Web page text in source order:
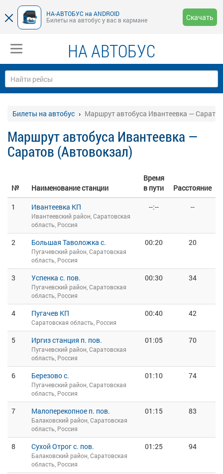
НА-АВТОБУС на ANDROID
Билеты на автобус у вас в кармане
Скачать
НА АВТОБУС
Билеты на автобус Маршрут автобуса Ивантеевка —
Маршрут автобуса Ивантеевка —
Саратов (Автовокзал)
№ Наименование станции
Время
в пути
Расстояние
1
Ивантеевка КП
Ивантеевский район, Саратовская
область, Россия
--:-- --
2 Большая Таволожка с.
Пугачевский район, Саратовская
область, Россия
00:20 20
3 Успенка с. пов.
Пугачевский район, Саратовская
область, Россия
00:30 34
4 Пугачев КП
Саратовская область, Россия
00:40 42
5 Иргиз станция п. пов.
Пугачевский район, Саратовская
область, Россия
01:05 70
6 Березово с.
Пугачевский район, Саратовская
область, Россия
01:10 74
7 Малоперекопное п. пов.
Балаковский район, Саратовская
область, Россия
01:15 83
8 Сухой Отрог с. пов.
Балаковский район, Саратовская
область, Россия
01:25 94